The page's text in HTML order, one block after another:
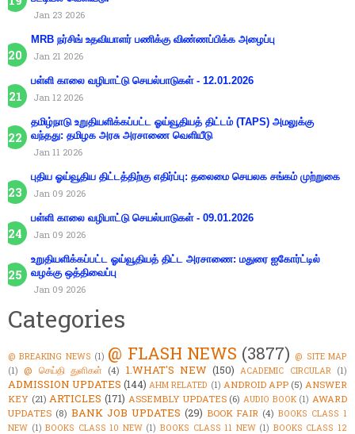
Jan 23 2026
MRB நர்சிங் உதவியாளர் பணிக்கு விண்ணப்பிக்க அழைப்பு
Jan 21 2026
பள்ளி காலை வழிபாட்டு செயல்பாடுகள் - 12.01.2026
Jan 12 2026
தமிழ்நாடு உறுதியளிக்கப்பட்ட ஓய்வூதியத் திட்டம் (TAPS) அமலுக்கு
வந்தது: தமிழக அரசு அரசாணை வெளியீடு
Jan 11 2026
புதிய ஓய்வூதிய திட்டத்திற்கு எதிர்ப்பு: தலைமை செயலக சங்கம் முற்றுகை
Jan 09 2026
பள்ளி காலை வழிபாட்டு செயல்பாடுகள் - 09.01.2026
Jan 09 2026
உறுதியளிக்கப்பட்ட ஓய்வூதியத் திட்ட அரசாணை: மதுரை ஐகோர்ட்டில்
வழக்கு ஒத்திவைப்பு
Jan 09 2026
Categories
@ BREAKING NEWS (1) @ FLASH NEWS (3877) @ SITE MAP
(1) @ செய்தி துளிகள் (4) 1.WHAT'S NEW (150) ACADEMIC CIRCULAR (1)
ADMISSION UPDATES (144) AHM RELATED (1) ANDROID APP (5) ANSWER
KEY (21) ARTICLES (171) ASSEMBLY UPDATES (6) AUDIO BOOK (1) AWARD
UPDATES (8) BANK JOB UPDATES (29) BOOK FAIR (4) BOOKS CLASS 1
NEW (1) BOOKS CLASS 10 NEW (1) BOOKS CLASS 11 NEW (1) BOOKS CLASS 12